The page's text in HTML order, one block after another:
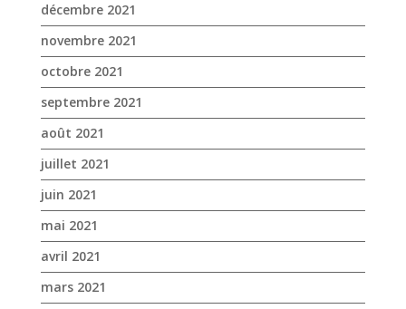
décembre 2021
novembre 2021
octobre 2021
septembre 2021
août 2021
juillet 2021
juin 2021
mai 2021
avril 2021
mars 2021